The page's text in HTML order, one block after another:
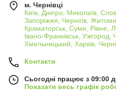
м. Чернівці
Київ, Дніпро, Миколаїв,
Запоріжжя, Чернігів,
Краматорськ, Суми, Рівне,
Івано-Франківськ, Ужгород,
Хмельницький, Харків,
Контакти
Сьогодні працює з 09:00
Показати весь графік